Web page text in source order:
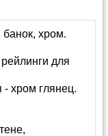
хром.
для
- хром глянец.